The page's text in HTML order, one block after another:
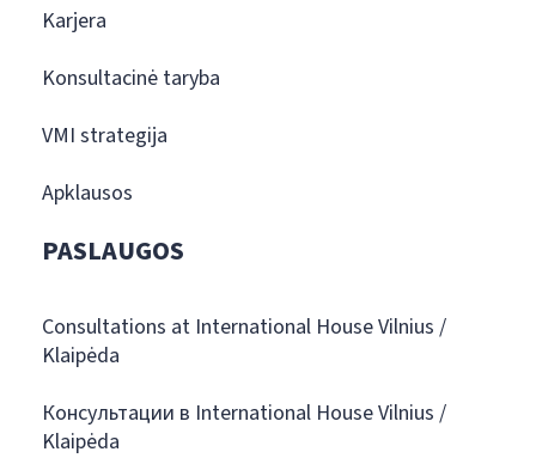
Karjera
Konsultacinė taryba
VMI strategija
Apklausos
PASLAUGOS
Consultations at International House Vilnius /
Klaipėda
Консультации в International House Vilnius /
Klaipėda